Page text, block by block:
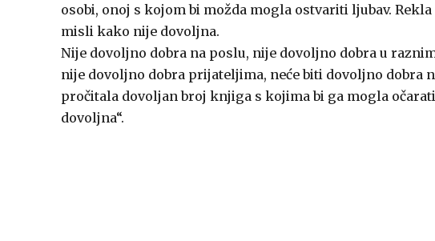
osobi, onoj s kojom bi možda mogla ostvariti ljubav.
misli kako nije dovoljna.
Nije dovoljno dobra na poslu, nije dovoljno dobra u
nije dovoljno dobra prijateljima, neće biti dovoljno dobra
pročitala dovoljan broj knjiga s kojima bi ga mogla
dovoljna“.